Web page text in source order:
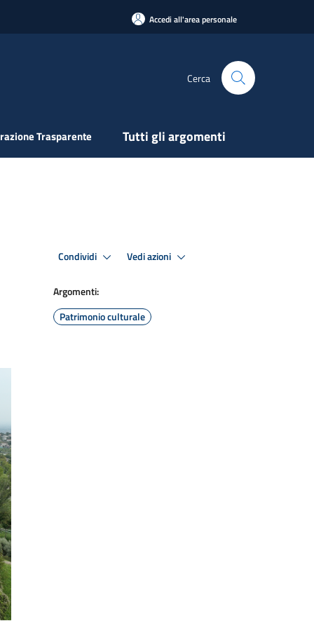
Accedi all'area personale
Cerca
Trasparente Tutti gli argomenti
Condividi Vedi azioni
Argomenti:
Patrimonio culturale